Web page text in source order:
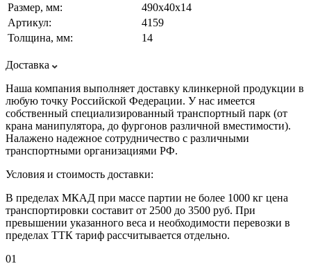
Размер, мм:
490х40х14
Артикул:
4159
Толщина, мм:
14
Доставка
Наша компания выполняет доставку клинкерной продукции в
любую точку Российской Федерации. У нас имеется
собственный специализированный транспортный парк (от
крана манипулятора, до фургонов различной вместимости).
Налажено надежное сотрудничество с различными
транспортными организациями РФ.
Условия и стоимость доставки:
В пределах МКАД при массе партии не более 1000 кг цена
транспортировки составит от 2500 до 3500 руб. При
превышении указанного веса и необходимости перевозки в
пределах ТТК тариф рассчитывается отдельно.
01